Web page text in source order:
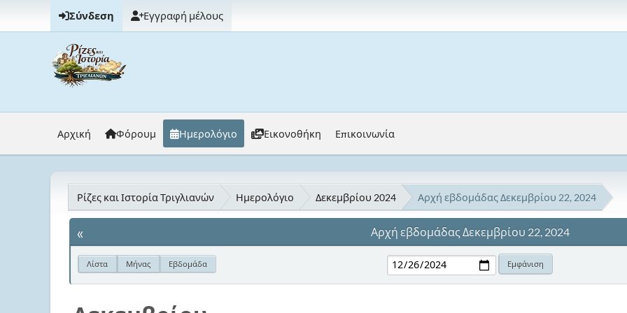
Σύνδεση Εγγραφή μέλους
Αρχική Φόρουμ Ημερολόγιο Εικονοθήκη Επικοινωνία
Ρίζες και Ιστορία Τριγλιανών Ημερολόγιο Δεκεμβρίου 2024 Αρχή εβδομάδας Δεκεμβρίου 22, 2024
« Αρχή εβδομάδας Δεκεμβρίου 22, 2024
Λίστα Μήνας Εβδομάδα